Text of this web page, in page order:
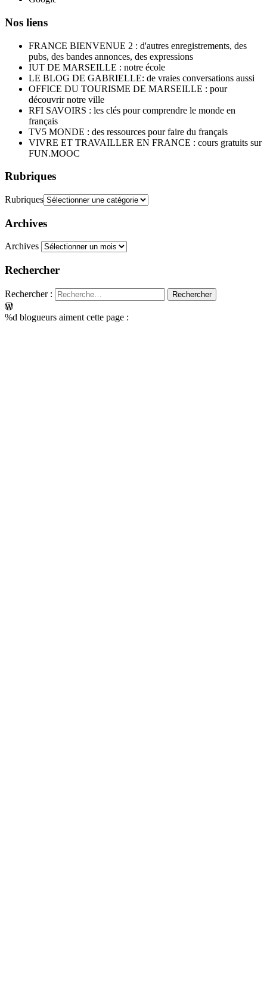
Nos liens
FRANCE BIENVENUE 2 : d'autres enregistrements, des
pubs, des bandes annonces, des expressions
IUT DE MARSEILLE : notre école
LE BLOG DE GABRIELLE: de vraies conversations aussi
OFFICE DU TOURISME DE MARSEILLE : pour
découvrir notre ville
RFI SAVOIRS : les clés pour comprendre le monde en
français
TV5 MONDE : des ressources pour faire du français
VIVRE ET TRAVAILLER EN FRANCE : cours gratuits sur
FUN.MOOC
Rubriques
Rubriques
Archives
Archives
Rechercher
Rechercher :
%d blogueurs aiment cette page :